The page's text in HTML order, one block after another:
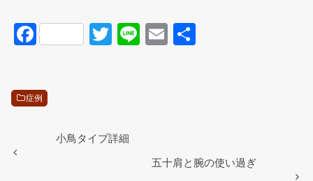
F
e
T
Li
E
症例
小鳥タイプ詳細
五十肩と腕の使い過ぎ